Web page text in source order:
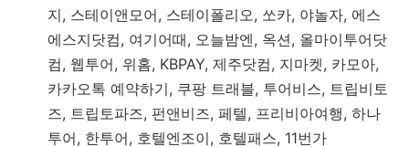
지, 스테이앤모어, 스테이폴리오, 쏘카, 야놀자, 에스
에스지닷컴, 여기어때, 오늘밤엔, 옥션, 올마이투어닷
컴, 웹투어, 위홈, KBPAY, 제주닷컴, 지마켓, 카모아,
카카오톡 예약하기, 쿠팡 트래블, 투어비스, 트립비토
즈, 트립토파즈, 펀앤비즈, 페텔, 프리비아여행, 하나
투어, 한투어, 호텔엔조이, 호텔패스, 11번가